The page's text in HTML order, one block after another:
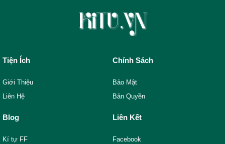
Tiện Ích
Giới Thiệu
Liên Hệ
Chính Sách
Bảo Mật
Bản Quyền
Blog
Kí tự FF
Liên Kết
Facebook